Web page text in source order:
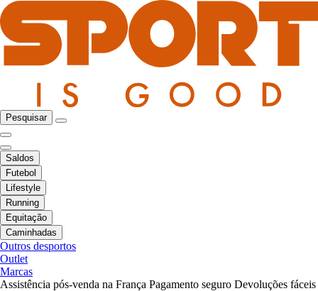
Pesquisar
Saldos
Futebol
Lifestyle
Running
Equitação
Caminhadas
Outros desportos
Outlet
Marcas
Assistência pós-venda na França Pagamento seguro Devoluções fáceis